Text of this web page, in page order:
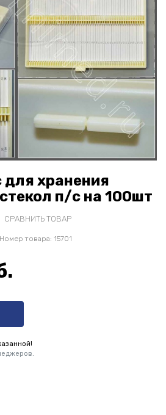
хранения
п/с на 100шт
СРАВНИТЬ ТОВАР
Номер товара: 15701